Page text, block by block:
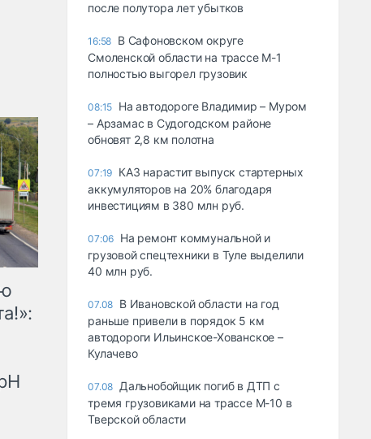
после полутора лет убытков
16:58 В Сафоновском округе
Смоленской области на трассе М-1
полностью выгорел грузовик
08:15 На автодороге Владимир – Муром
– Арзамас в Судогодском районе
обновят 2,8 км полотна
07:19 КАЗ нарастит выпуск стартерных
аккумуляторов на 20% благодаря
инвестициям в 380 млн руб.
07:06 На ремонт коммунальной и
грузовой спецтехники в Туле выделили
40 млн руб.
07.08 В Ивановской области на год
раньше привели в порядок 5 км
автодороги Ильинское-Хованское –
Кулачево
07.08 Дальнобойщик погиб в ДТП с
тремя грузовиками на трассе М-10 в
Тверской области